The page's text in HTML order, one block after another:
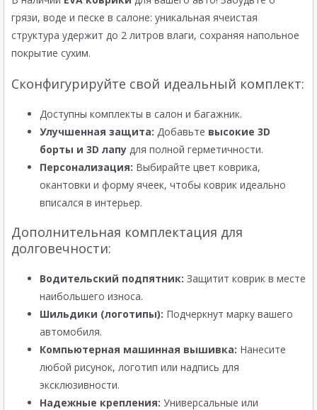
грязи, воде и песке в салоне: уникальная ячеистая
структура удержит до 2 литров влаги, сохраняя напольное
покрытие сухим.
Сконфигурируйте свой идеальный комплект:
Доступны комплекты в салон и багажник.
Улучшенная защита: Добавьте высокие 3D
борты и 3D лапу для полной герметичности.
Персонализация: Выбирайте цвет коврика,
окантовки и форму ячеек, чтобы коврик идеально
вписался в интерьер.
Дополнительная комплектация для
долговечности:
Водительский подпятник: Защитит коврик в месте
наибольшего износа.
Шильдики (логотипы): Подчеркнут марку вашего
автомобиля.
Компьютерная машинная вышивка: Нанесите
любой рисунок, логотип или надпись для
эксклюзивности.
Надежные крепления: Универсальные или